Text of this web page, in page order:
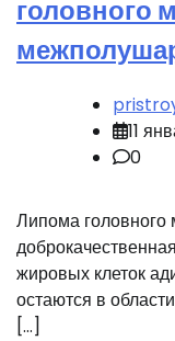
головного
11
0
Липома головного
жировых клеток
остаются в
[…]